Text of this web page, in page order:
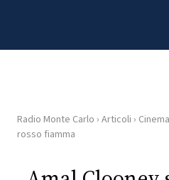
HOME
RADIO
Radio Monte Carlo › Articoli › Cinema
rosso fiamma